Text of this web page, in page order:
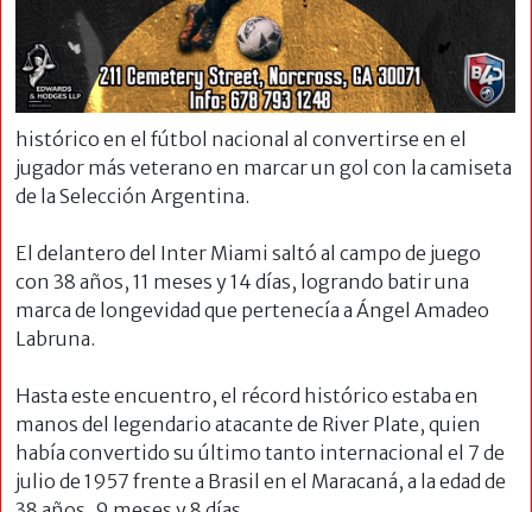
histórico en el fútbol nacional al convertirse en el
jugador más veterano en marcar un gol con la camiseta
de la Selección Argentina.
El delantero del Inter Miami saltó al campo de juego
con 38 años, 11 meses y 14 días, logrando batir una
marca de longevidad que pertenecía a Ángel Amadeo
Labruna.
Hasta este encuentro, el récord histórico estaba en
manos del legendario atacante de River Plate, quien
había convertido su último tanto internacional el 7 de
julio de 1957 frente a Brasil en el Maracaná, a la edad de